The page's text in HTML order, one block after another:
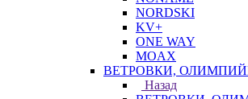
NORDSKI
KV+
ONE WAY
MOAX
ВЕТРОВКИ,
Назад